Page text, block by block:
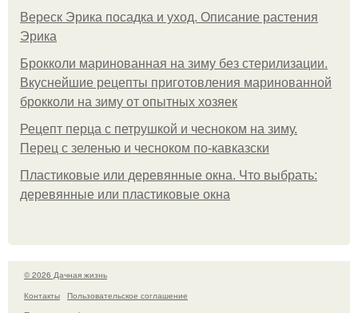
Вереск Эрика посадка и уход. Описание растения
Эрика
Брокколи маринованная на зиму без стерилизации.
Вкуснейшие рецепты приготовления маринованной
брокколи на зиму от опытных хозяек
Рецепт перца с петрушкой и чесноком на зиму.
Перец с зеленью и чесноком по-кавказски
Пластиковые или деревянные окна. Что выбрать:
деревянные или пластиковые окна
© 2026 Дачная жизнь
Контакты
Пользовательское соглашение